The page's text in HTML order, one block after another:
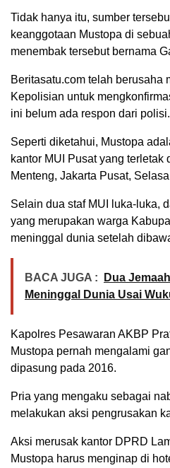
Tidak hanya itu, sumber
keanggotaan Mustopa di
menembak tersebut bernama
Beritasatu.com telah berusaha
Kepolisian untuk
ini belum ada respon dari polisi.
Seperti diketahui, Mustopa
kantor MUI Pusat yang terletak
Menteng, Jakarta Pusat,
Selain dua staf MUI luka-luka,
yang merupakan warga
meninggal dunia setelah
BACA JUGA :
Dua
Meninggal Dunia Usai
Kapolres Pesawaran AKBP
Mustopa pernah mengalami
dipasung pada 2016.
Pria yang mengaku sebagai
melakukan aksi pengrusakan
Aksi merusak kantor DPRD
Mustopa harus menginap di